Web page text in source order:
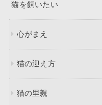
猫を飼いたい
心がまえ
猫の迎え方
猫の里親